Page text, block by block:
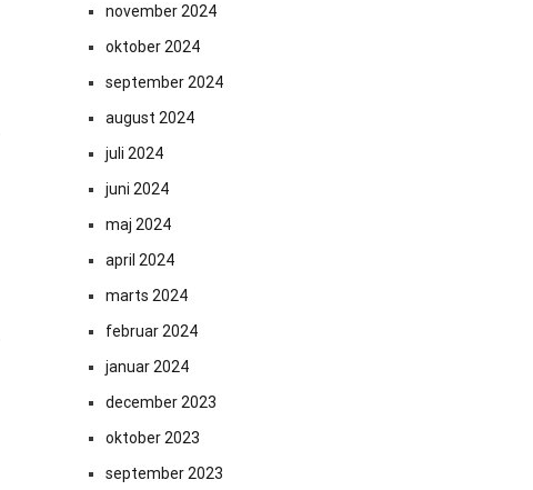
november 2024
oktober 2024
september 2024
august 2024
juli 2024
juni 2024
maj 2024
april 2024
marts 2024
februar 2024
januar 2024
december 2023
oktober 2023
september 2023